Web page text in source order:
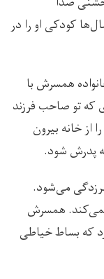
کودکی او را در
همسرش با
که تو صاحب فرزند
از خانه بیرون
پدرش شود.
می‌شود.
نمی‌کند. همسرش
که بساط خیاطی